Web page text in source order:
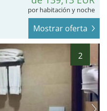
por habitación y noche
Mostrar oferta
2